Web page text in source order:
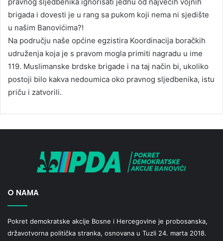
brigada i dovesti je u rang sa pukom koji nema ni sjedište
u našim Banovićima?!
Na području naše općine egzistira Koordinacija boračkih
udruženja koja je s pravom mogla primiti nagradu u ime
119. Muslimanske brdske brigade i na taj način bi, ukoliko
postoji bilo kakva nedoumica oko pravnog sljedbenika, istu
priču i zatvorili.
O NAMA
Pokret demokratske akcije Bosne i Hercegovine je probosanska,
državotvorna politička stranka, osnovana u Tuzli 24. marta 2018.